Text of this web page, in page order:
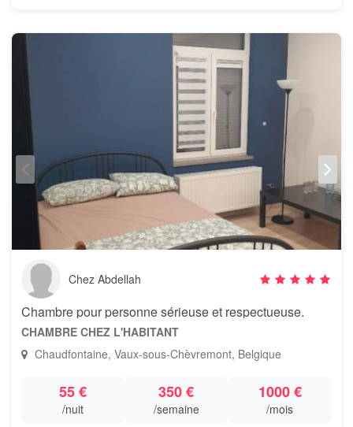
Chez Abdellah
Chambre pour personne sérieuse et respectueuse.
CHAMBRE CHEZ L'HABITANT
Chaudfontaine, Vaux-sous-Chèvremont, Belgique
55 €
/nuit
350 €
/semaine
1000 €
/mois